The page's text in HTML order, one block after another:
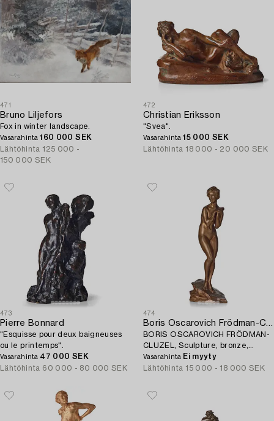
471
Bruno Liljefors
Fox in winter landscape.
Vasarahinta160 000 SEK
Lähtöhinta 125 000 -
150 000 SEK
472
Christian Eriksson
"Svea".
Vasarahinta15 000 SEK
Lähtöhinta 18 000 - 20 000 SEK
473
Pierre Bonnard
"Esquisse pour deux baigneuses
ou le printemps".
Vasarahinta 47 000 SEK
Lähtöhinta 60 000 - 80 000 SEK
474
Boris Oscarovich Frödman-Cluzel
BORIS OSCAROVICH FRÖDMAN-
CLUZEL, Sculpture, bronze,
signed, dated, foundry mark.
Height 39.5 cm.
Vasarahinta Ei myyty
Lähtöhinta 15 000 - 18 000 SEK